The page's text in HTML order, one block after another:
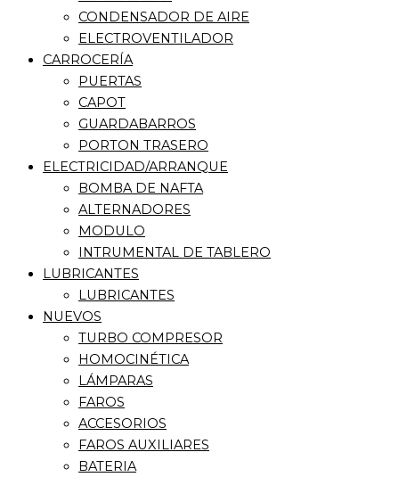
CONDENSADOR DE AIRE
ELECTROVENTILADOR
CARROCERÍA
PUERTAS
CAPOT
GUARDABARROS
PORTON TRASERO
ELECTRICIDAD/ARRANQUE
BOMBA DE NAFTA
ALTERNADORES
MODULO
INTRUMENTAL DE TABLERO
LUBRICANTES
LUBRICANTES
NUEVOS
TURBO COMPRESOR
HOMOCINÉTICA
LÁMPARAS
FAROS
ACCESORIOS
FAROS AUXILIARES
BATERIA